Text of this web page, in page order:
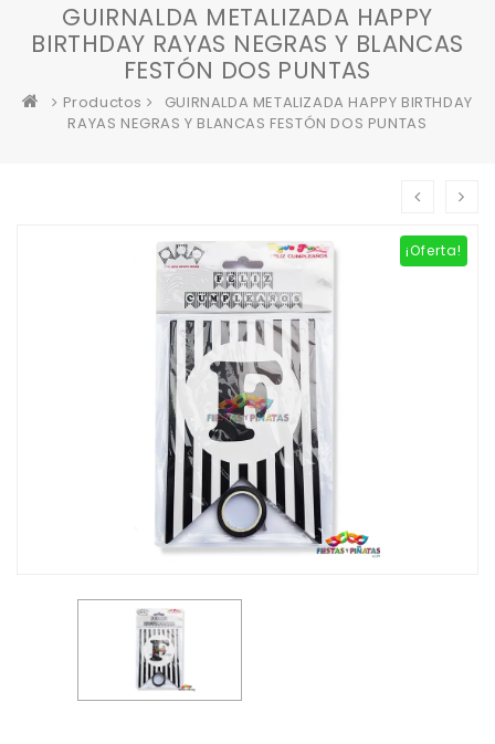
GUIRNALDA METALIZADA HAPPY
BIRTHDAY RAYAS NEGRAS Y BLANCAS
FESTÓN DOS PUNTAS
Productos
GUIRNALDA METALIZADA HAPPY BIRTHDAY
RAYAS NEGRAS Y BLANCAS FESTÓN DOS PUNTAS
¡Oferta!